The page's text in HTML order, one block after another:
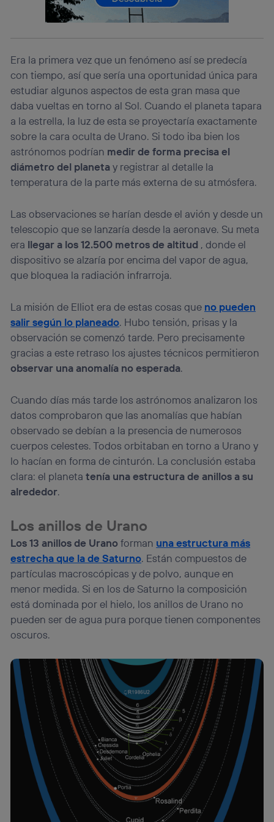
Era la primera vez que un fenómeno así se predecía
con tiempo, así que sería una oportunidad única para
estudiar algunos aspectos de esta gran masa que
daba vueltas en torno al Sol. Cuando el planeta tapara
a la estrella, la luz de esta se proyectaría exactamente
sobre la cara oculta de Urano. Si todo iba bien los
astrónomos podrían medir de forma precisa el
diámetro del planetay registrar al detalle la
temperatura de la parte más externa de su atmósfera.
Las observaciones se harían desde el avión y desde un
telescopio que se lanzaría desde la aeronave. Su meta
era llegar a los 12.500 metros de altitud , donde el
dispositivo se alzaría por encima del vapor de agua,
que bloquea la radiación infrarroja.
La misión de Elliot era de estas cosas que no pueden
salir según lo planeado. Hubo tensión, prisas y la
observación se comenzó tarde. Pero precisamente
gracias a este retraso los ajustes técnicos permitieron
observar una anomalía no esperada.
Cuando días más tarde los astrónomos analizaron los
datos comprobaron que las anomalías que habían
observado se debían a la presencia de numerosos
cuerpos celestes. Todos orbitaban en torno a Urano y
lo hacían en forma de cinturón. La conclusión estaba
clara: el planetatenía una estructura de anillos a su
alrededor.
Los anillos de Urano
Los 13 anillos de Uranoforman una estructura más
estrecha que la de Saturno. Están compuestos de
partículas macroscópicas y de polvo, aunque en
menor medida. Si en los de Saturno la composición
está dominada por el hielo, los anillos de Urano no
pueden ser de agua pura porque tienen componentes
oscuros.
(p. ej., número de teléfono móvil).
Este identificador se asigna a la conexión de internet, por
lo que cualquier persona que conecte su dispositivo y
identificador. Típicamente:
Si utilizas unaconexión de banda ancha(p. ej., Wi-Fi),
el marketing o análisis se realizará en función de las
actividades de navegación de los miembros del hogar
que hayan dado su consentimiento.
Si utilizas
, el marketing será más
personalizado, ya que se basará únicamente en la
navegación del usuario del móvil.
Puedes gestionar los consentimientos Utiq seleccionando
“Administrar Utiq” en la parte inferior de esta página web o
la política de privacidad de Utiq.